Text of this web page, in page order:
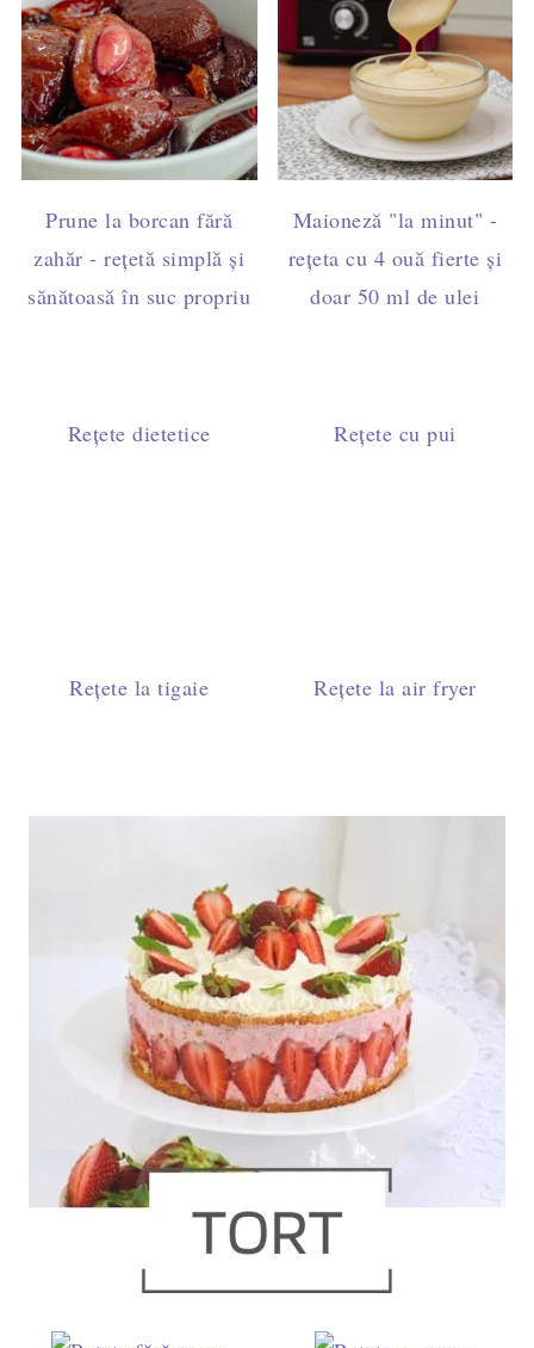
Prune la borcan fără
zahăr - rețetă simplă și
sănătoasă în suc propriu
Maioneză "la minut" -
rețeta cu 4 ouă fierte și
doar 50 ml de ulei
Rețete dietetice Rețete cu pui
Rețete la tigaie Rețete la air fryer